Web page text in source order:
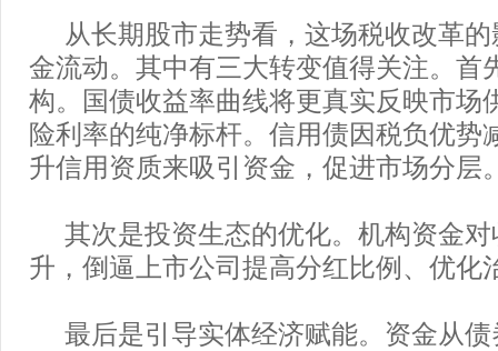
从长期股市走势看，这场税收改革
金流动。其中有三大转变值得关注。首
构。国债收益率曲线将更真实反映市场
险利率的纯净标杆。信用债因税负优势
升信用资质来吸引资金，促进市场分层
其次是投资生态的优化。机构资金
升，倒逼上市公司提高分红比例、优化
最后是引导实体经济赋能。资金从